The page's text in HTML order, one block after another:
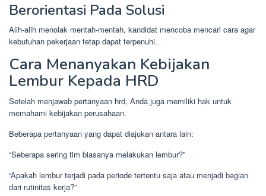
Berorientasi Pada Solusi
Alih-alih menolak mentah-mentah, kandidat mencoba mencari cara agar
kebutuhan pekerjaan tetap dapat terpenuhi.
Cara Menanyakan Kebijakan
Lembur Kepada HRD
Setelah menjawab pertanyaan hrd, Anda juga memiliki hak untuk
memahami kebijakan perusahaan.
Beberapa pertanyaan yang dapat diajukan antara lain:
“Seberapa sering tim biasanya melakukan lembur?”
“Apakah lembur terjadi pada periode tertentu saja atau menjadi bagian
dari rutinitas kerja?”